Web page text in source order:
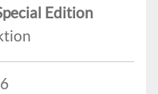
Edition